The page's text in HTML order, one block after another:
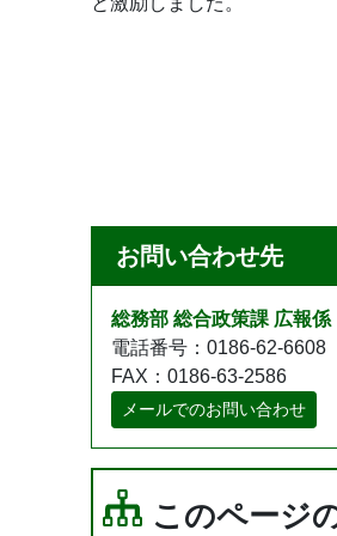
お問い合わせ先
総務部 総合政策課 広報係
電話番号：0186-62-6608
FAX：0186-63-2586
メールでのお問い合わせ
このページ